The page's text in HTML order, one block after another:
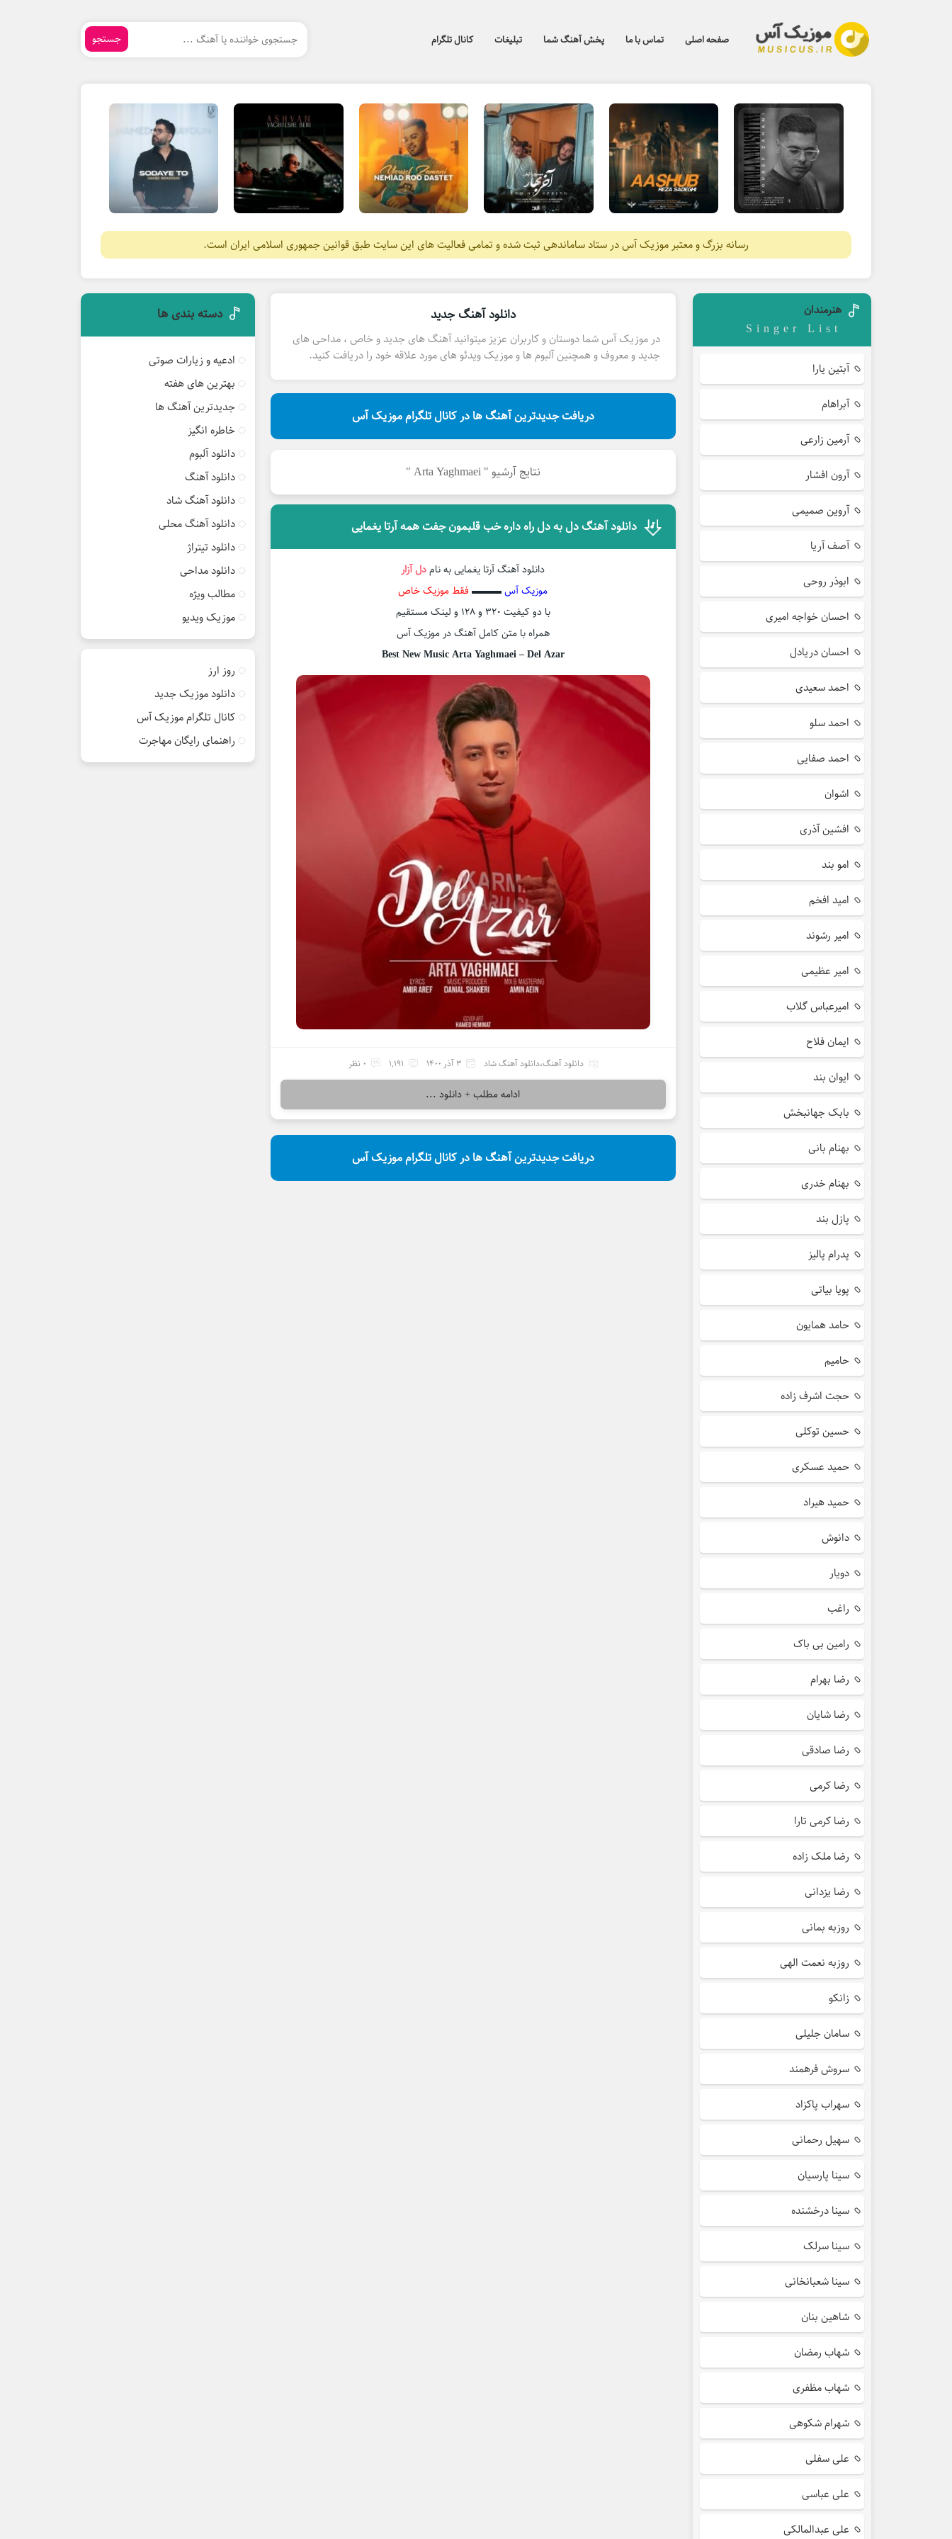
صفحه اصلی تماس با ما پخش آهنگ شما تبلیغات کانال تلگرام جستجو
رسانه بزرگ و معتبر موزیک آس در ستاد ساماندهی ثبت شده و تمامی فعالیت های این سایت طبق قوانین جمهوری اسلامی ایران است.
دانلود آهنگ جدید
در موزیک آس شما دوستان و کاربران عزیز میتوانید آهنگ های جدید و خاص ، مداحی های
جدید و معروف و همچنین آلبوم ها و موزیک ویدئو های مورد علاقه خود را دریافت کنید.
دریافت جدیدترین آهنگ ها در کانال تلگرام موزیک آس
نتایج آرشیو " Arta Yaghmaei "
دانلود آهنگ دل به دل راه داره خب قلبمون جفت همه آرتا یغمایی
دانلود آهنگ آرتا یغمایی به نامدل آزار
موزیک آس▬▬▬ فقط موزیک خاص
با دو کیفیت ۳۲۰ و ۱۲۸ و لینک مستقیم
همراه با متن کامل آهنگ در موزیک آس
Best New Music Arta Yaghmaei – Del Azar
دانلود آهنگ،دانلود آهنگ شاد 3 آذر 1400 1,191 0 نظر
ادامه مطلب + دانلود ...
دریافت جدیدترین آهنگ ها در کانال تلگرام موزیک آس
هنرمندان
Singer List
آبتین یارا
آبراهام
آرمین زارعی
آرون افشار
آروین صمیمی
آصف آریا
ابوذر روحی
احسان خواجه امیری
احسان دریادل
احمد سعیدی
احمد سلو
احمد صفایی
اشوان
افشین آذری
امو بند
امید افخم
امیر رشوند
امیر عظیمی
امیرعباس گلاب
ایمان فلاح
ایوان بند
بابک جهانبخش
بهنام بانی
بهنام خدری
پازل بند
پدرام پالیز
پویا بیاتی
حامد همایون
حامیم
حجت اشرف زاده
حسین توکلی
حمید عسکری
حمید هیراد
دانوش
دویار
راغب
رامین بی باک
رضا بهرام
رضا شایان
رضا صادقی
رضا کرمی
رضا کرمی تارا
رضا ملک زاده
رضا یزدانی
روزبه بمانی
روزبه نعمت الهی
زانکو
سامان جلیلی
سروش فرهمند
سهراب پاکزاد
سهیل رحمانی
سینا پارسیان
سینا درخشنده
سینا سرلک
سینا شعبانخانی
شاهین بنان
شهاب رمضان
شهاب مظفری
شهرام شکوهی
علی سفلی
علی عباسی
علی عبدالمالکی
دسته بندی ها
ادعیه و زیارات صوتی
بهترین های هفته
جدیدترین آهنگ ها
خاطره انگیز
دانلود آلبوم
دانلود آهنگ
دانلود آهنگ شاد
دانلود آهنگ محلی
دانلود تیتراژ
دانلود مداحی
مطالب ویژه
موزیک ویدیو
روز ارز
دانلود موزیک جدید
کانال تلگرام موزیک آس
راهنمای رایگان مهاجرت